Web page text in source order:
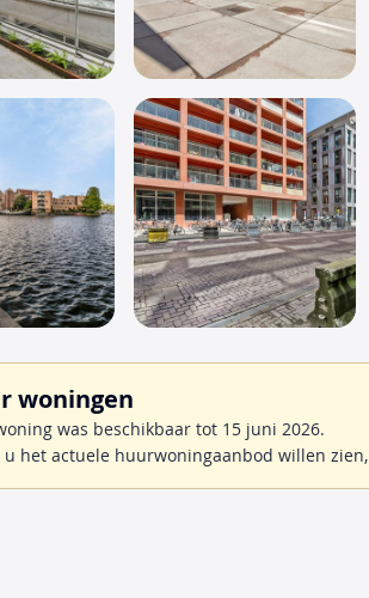
woningen
was beschikbaar tot 15 juni 2026.
u het actuele huurwoningaanbod willen zien,